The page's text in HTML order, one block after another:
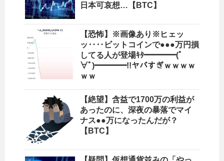
日本可哀想…【BTC】
【恐怖】※画像あり※ヒェッ
ッ‥‥ビットコインで●●●万円損
してる人が登場ｷﾀ━━━━(ﾟ
∀ﾟ)━━━━!!ヤバすぎｗｗｗｗ
ｗｗ
【絶望】含益で1700万の利益が
あったのに、深夜の暴落でマイ
ナス●●万になったんだが？
【BTC】